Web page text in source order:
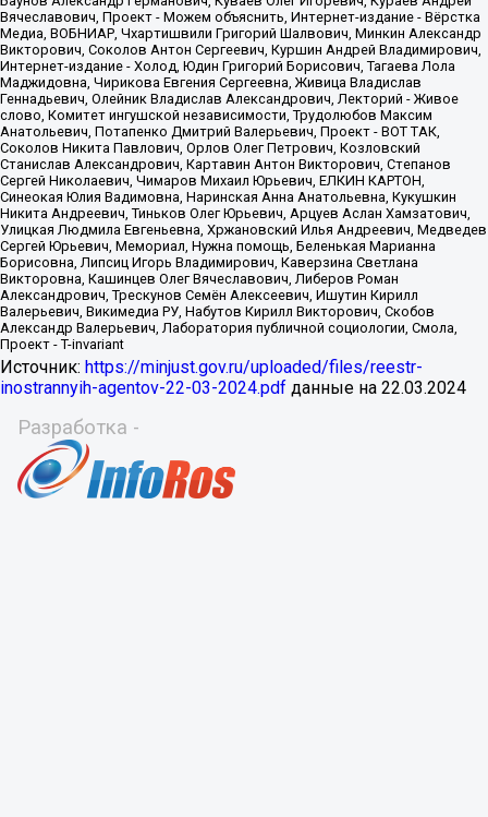
Источник: https://minjust.gov.ru/uploaded/files/reestr-
inostrannyih-agentov-22-03-2024.pdf данные на 22.03.2024
Разработка -